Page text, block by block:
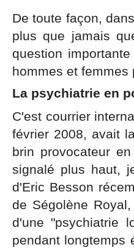
De toute façon,
plus que jamais
question
hommes et femmes
La psychiatrie en
C'est courrier
février 2008, avait
brin provocateur en
signalé plus haut,
d'Eric Besson
de Ségolène
d'une "psychiatrie
pendant longtemps